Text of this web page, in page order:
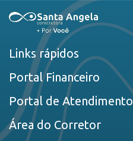
Links rápidos
Portal Financeiro
Portal de Atendimento
Área do Corretor